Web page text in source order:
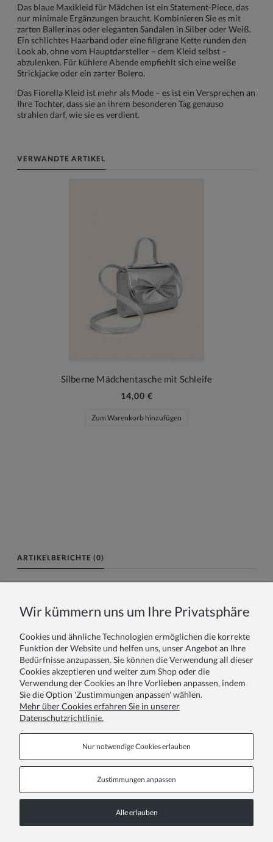
Das blaue Maxikleid für Mädchen ist ein Statement-Piece, das
nur minimale Ergänzungen braucht. Kombinieren Sie es mit
zarten Ballerinas oder eleganten Sandalen in Silber oder Weiß.
Ein schlichtes Haarband oder eine filigrane Kette runden den
Look ab, ohne vom Hauptdarsteller – dem Kleid selbst –
abzulenken. Für kühlere Abende empfiehlt sich eine weiße
Strickjacke oder ein zarter Bolero.
Das Fiorella Kleid ist mehr als Mode – es ist ein Versprechen an
Ihre Tochter, dass sie an ihrem besonderen Tag genauso
strahlen darf, wie sie es verdient.
VERWANDTE ARTIKEL
Silberne Mädchentasche mit Schleife
14,00 €
Zum Warenkorb hinzufügen
ARTIKELBERICHTE (0)
Ihr Bericht:
Wir kümmern uns um Ihre Privatsphäre
Cookies und ähnliche Technologien ermöglichen die korrekte
Funktion der Website und helfen uns, unser Angebot an Ihre
Bedürfnisse anzupassen. Sie können die Verwendung all dieser
Cookies akzeptieren und weiter zum Shop oder die
Verwendung der Cookies an Ihre Vorlieben anpassen, indem
Sie die Option 'Zustimmungen anpassen' wählen.
Mehr über Cookies erfahren Sie in unserer
Datenschutzrichtlinie.
Nur notwendige Cookies erlauben
Zustimmungen anpassen
Alle erlauben